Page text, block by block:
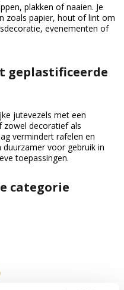
plakken of naaien. Je
zoals papier, hout of lint om
evenementen of
geplastificeerde
jutevezels met een
zowel decoratief als
vermindert rafelen en
voor gebruik in
toepassingen.
categorie